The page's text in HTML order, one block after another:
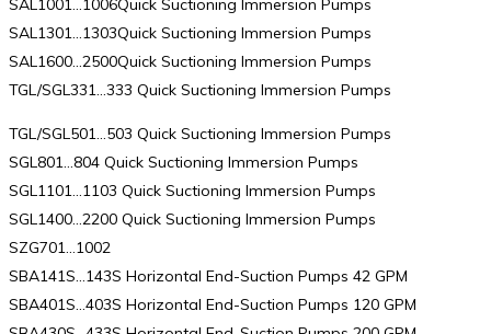
SAL1001…1006Quick Suctioning Immersion Pumps
SAL1301…1303Quick Suctioning Immersion Pumps
SAL1600…2500Quick Suctioning Immersion Pumps
TGL/SGL331…333 Quick Suctioning Immersion Pumps
TGL/SGL501…503 Quick Suctioning Immersion Pumps
SGL801…804 Quick Suctioning Immersion Pumps
SGL1101…1103 Quick Suctioning Immersion Pumps
SGL1400…2200 Quick Suctioning Immersion Pumps
SZG701…1002
SBA141S…143S Horizontal End-Suction Pumps 42 GPM
SBA401S…403S Horizontal End-Suction Pumps 120 GPM